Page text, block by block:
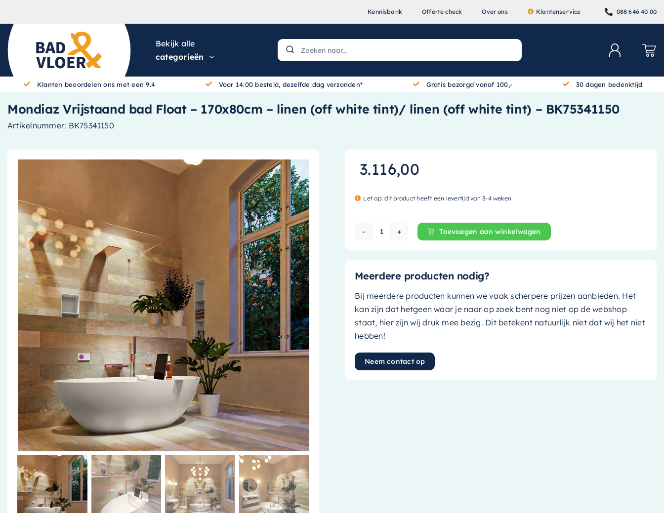
Kennisbank Offerte check Over ons Klantenservice 088 646 40 00
Bekijk alle
categorieën
Klanten beoordelen ons met een 9.4 Voor 14:00 besteld, dezelfde dag verzonden* Gratis bezorgd vanaf 100,- 30 dagen bedenktijd
Mondiaz Vrijstaand bad Float – 170x80cm – linen (off white tint)/ linen (off white tint) – BK75341150
Artikelnummer: BK75341150
3.116,00
Let op: dit product heeft een levertijd van 3-4 weken
Mondiaz Vrijstaand bad Float - 170x80cm - linen (off white tint)/ linen
Toevoegen aan winkelwagen
Meerdere producten nodig?
Bij meerdere producten kunnen we vaak scherpere prijzen aanbieden. Het
kan zijn dat hetgeen waar je naar op zoek bent nog niet op de webshop
staat, hier zijn wij druk mee bezig. Dit betekent natuurlijk niet dat wij het niet
hebben!
Neem contact op